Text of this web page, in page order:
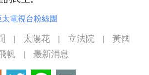
電視台粉絲團
太陽花 立法院
黃國
帆 最新消息